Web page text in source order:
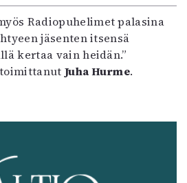
Radiopuhelimet palasina
jäsenten itsensä
kertaa vain heidän.”
Juha Hurme.